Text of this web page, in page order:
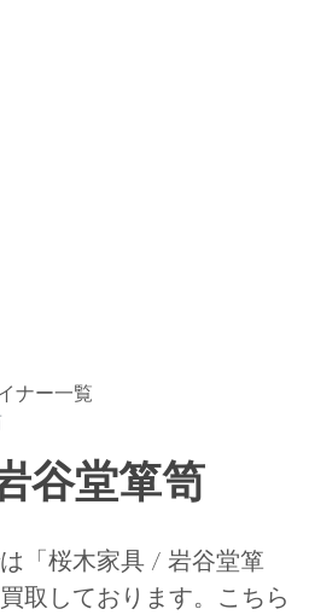
ナー一覧
谷堂箪笥
「桜木家具 / 岩谷堂箪
取しております。こちら